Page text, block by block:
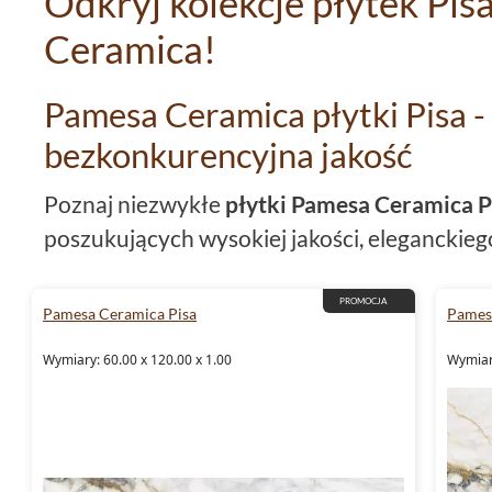
Ceramica!
Pamesa Ceramica płytki
bezkonkurencyjna jakość
Poznaj niezwykłe płytki Pamesa Ceramica
poszukujących wysokiej jakości,
wyróżniają się wyjątkowym stylem i
Najwyższej klasy materiały,
wykonane są
swojej niezrównanej trwałości i elegancji.
różnych wymiarach, takich jakpłytki 60x60,
PROMOCJA
Pamesa Ceramica Pisa
Wymiary: 60.00 x 120.00 x 1.00